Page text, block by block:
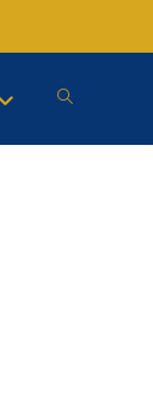
Website-